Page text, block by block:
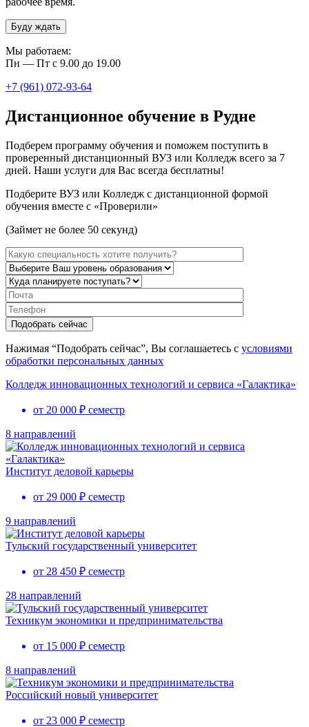
Буду ждать
Мы работаем:
Пн — Пт с 9.00 до 19.00
+7 (961) 072-93-64
Дистанционное обучение в Рудне
Подберем программу обучения и поможем поступить в
проверенный дистанционный ВУЗ или Колледж всего за 7
дней. Наши услуги для Вас всегда бесплатны!
Подберите ВУЗ или Колледж с дистанционной формой
обучения вместе с «Проверили»
(Займет не более 50 секунд)
Нажимая “Подобрать сейчас”, Вы соглашаетесь с условиями
обработки персональных данных
Колледж инновационных технологий и сервиса «Галактика»
от 20 000 ₽ семестр
8 направлений
Институт деловой карьеры
от 29 000 ₽ семестр
9 направлений
Тульский государственный университет
от 28 450 ₽ семестр
28 направлений
Техникум экономики и предпринимательства
от 15 000 ₽ семестр
8 направлений
Российский новый университет
от 23 000 ₽ семестр